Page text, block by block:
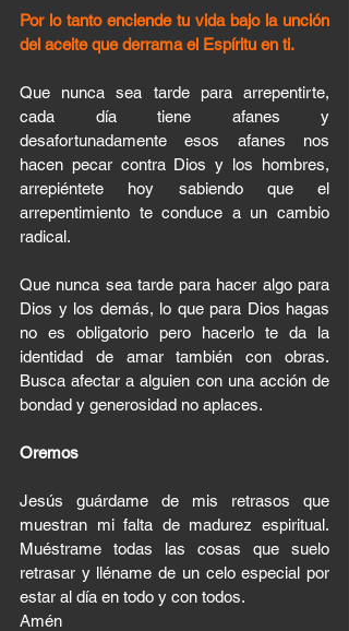
Por lo tanto enciende tu vida bajo la unción
del aceite que derrama el Espíritu en ti.
Que nunca sea tarde para arrepentirte,
cada día tiene afanes y
desafortunadamente esos afanes nos
hacen pecar contra Dios y los hombres,
arrepiéntete hoy sabiendo que el
arrepentimiento te conduce a un cambio
radical.
Que nunca sea tarde para hacer algo para
Dios y los demás, lo que para Dios hagas
no es obligatorio pero hacerlo te da la
identidad de amar también con obras.
Busca afectar a alguien con una acción de
bondad y generosidad no aplaces.
Oremos
Jesús guárdame de mis retrasos que
muestran mi falta de madurez espiritual.
Muéstrame todas las cosas que suelo
retrasar y lléname de un celo especial por
estar al día en todo y con todos.
Amén